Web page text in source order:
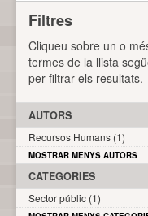
Filtres
Cliqueu sobre un o
termes de la llista
per filtrar els resultats.
AUTORS
Recursos Humans (1)
MOSTRAR MENYS AUTORS
CATEGORIES
Sector públic (1)